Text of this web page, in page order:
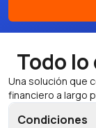
Todo
Una solución que
financiero a largo
Condiciones